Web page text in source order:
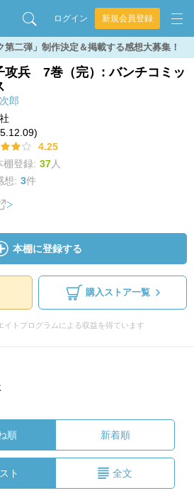
ログイン 新規会員登録
第二弾」制作決定＆掲載する感想大募集！
攻兵 7巻（完）: バンチコミッ
郎
4.25
棚登録: 37人
想: 3件
本棚に登録する
購入ストア一覧
イトプログラムによる収益を得ています
順 新着順
ト 全文